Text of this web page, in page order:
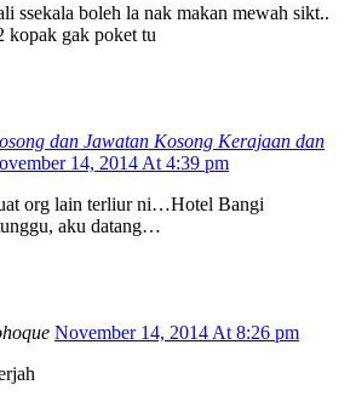
ssekala boleh la nak makan mewah sikt..
kopak gak poket tu
dan Jawatan Kosong Kerajaan dan
14, 2014 At 4:39 pm
org lain terliur ni…Hotel Bangi
aku datang…
November 14, 2014 At 8:26 pm